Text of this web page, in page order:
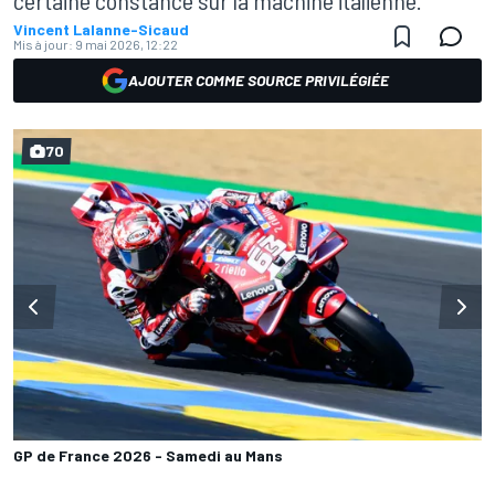
Vincent Lalanne-Sicaud
Mis à jour: 9 mai 2026, 12:22
AJOUTER COMME SOURCE PRIVILÉGIÉE
GP de France 2026 - Samedi au Mans
70